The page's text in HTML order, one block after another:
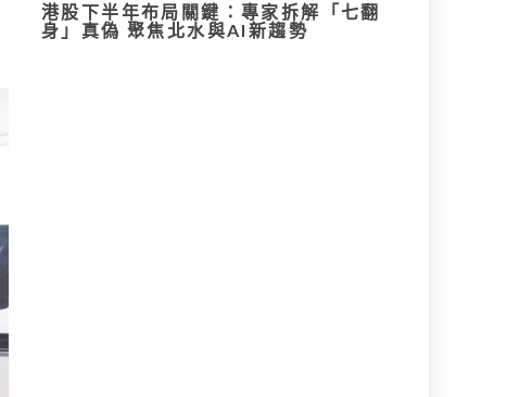
港股下半年布局關鍵：專家拆解「七翻
身」真偽 聚焦北水與AI新趨勢